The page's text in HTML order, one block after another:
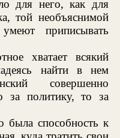
для него, как для
той необъяснимой
приписывать
хватает всякий
найти в нем
совершенно
за политику, то за
была способность к